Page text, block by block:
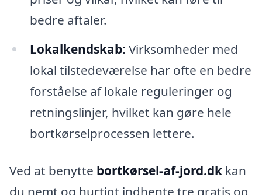
bedre aftaler.
Lokalkendskab: Virksomheder med
lokal tilstedeværelse har ofte en bedre
forståelse af lokale reguleringer og
retningslinjer, hvilket kan gøre hele
bortkørselprocessen lettere.
Ved at benytte bortkørsel-af-jord.dk kan
du nemt og hurtigt indhente tre gratis og